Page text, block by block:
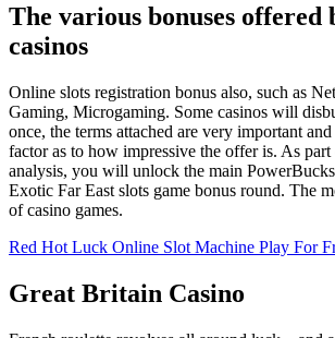
The various bonuses offered
casinos
Online slots registration bonus also, such as
Gaming, Microgaming. Some casinos will
once, the terms attached are very important
factor as to how impressive the offer is. As
analysis, you will unlock the main
Exotic Far East slots game bonus round. The
of casino games.
Red Hot Luck Online Slot Machine Play For
Great Britain Casino